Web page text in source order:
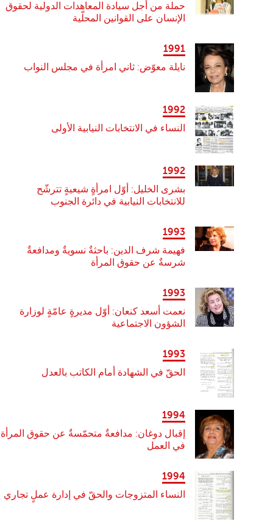
حملة من أجل سيادة المعاهدات الدولية لحقوق
الإنسان على القوانين المحلّية
1991
نايلة معوّض: ثاني امرأة في مجلس النواب
1992
النساء في الانتخابات النيابية الأولى
1992
بشرى الخليل: أوّل امرأةٍ شيعيةٍ تترشّح
للانتخابات النيابية في دائرة الجنوب
1993
فهيمة شرف الدين: باحثةٌ نسويةٌ ومدافعةٌ
شرسةٌ عن حقوق المرأة
1993
نعمت أسعد كنعان: أوّل مديرةٍ عامّةٍ لوزارة
الشؤون الاجتماعية
1993
الحقّ في الشهادة أمام الكاتب بالعدل
1994
إقبال دوغان: مدافعةٌ متحمّسةٌ عن حقوق المرأة
في العمل
1994
النساء المتزوجات والحقّ في إدارة عملٍ تجاري